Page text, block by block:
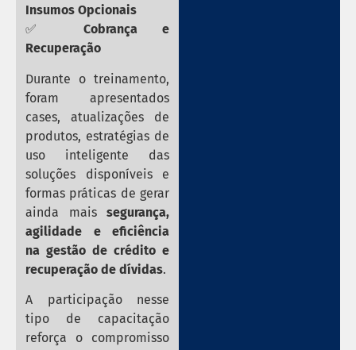
Insumos Opcionais
✅ Cobrança e
Recuperação
Durante o treinamento,
foram apresentados
cases, atualizações de
produtos, estratégias de
uso inteligente das
soluções disponíveis e
formas práticas de gerar
ainda maissegurança,
agilidade e eficiência
na gestão de crédito e
recuperação de dívidas.
A participação nesse
tipo de capacitação
reforça o compromisso